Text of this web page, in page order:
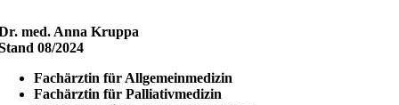
med. Anna Kruppa
08/2024
Fachärztin für Allgemeinmedizin
Fachärztin für Palliativmedizin